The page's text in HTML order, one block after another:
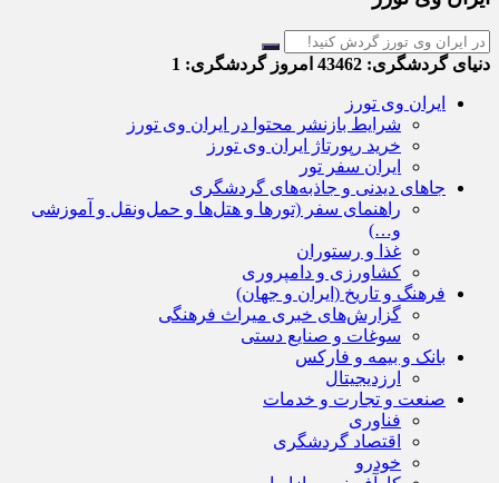
دنیای گردشگری: امروز گردشگری:
ایران وی تورز
شرایط بازنشر محتوا در ایران وی تورز
خرید رپورتاژ ایران وی تورز
ایران سفر تور
جاهای دیدنی و جاذبه‌های گردشگری
راهنمای سفر (تورها و هتل‌ها و حمل‌و‌نقل و آموزشی
و…)
غذا و رستوران
کشاورزی و دامپروری
فرهنگ و تاریخ (ایران و جهان)
گزارش‌های خبری میراث فرهنگی
سوغات و صنایع دستی
بانک و بیمه و فارکس
ارزدیجیتال
صنعت و تجارت و خدمات
فناوری
اقتصاد گردشگری
خودرو